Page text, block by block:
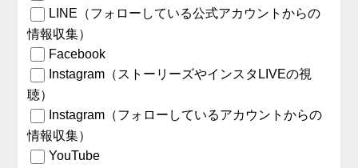
LINE（フォローしている公式アカウントからの
情報収集）
Facebook
Instagram（ストーリーズやインスタLIVEの視
聴）
Instagram（フォローしているアカウントからの
情報収集）
YouTube